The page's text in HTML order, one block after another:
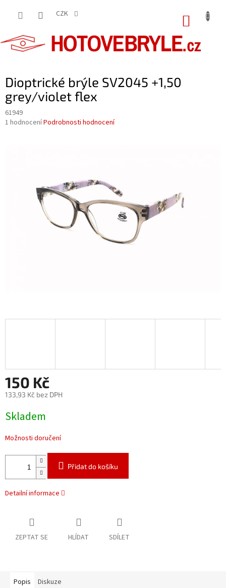
CZK
Dioptrické brýle SV2045 +1,50
grey/violet flex
61949
Průměrné
hvězdiček.
1 hodnoceníPodrobnosti hodnocení
150 Kč
133,93 Kč bez DPH
cena:
Skladem
Možnosti doručení
Přidat do košíku
Detailní informace
ZEPTAT SE HLÍDAT SDÍLET
Popis Diskuze